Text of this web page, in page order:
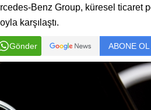
Benz Group, küresel ticaret
karşılaştı.
Gönder ABONE OL